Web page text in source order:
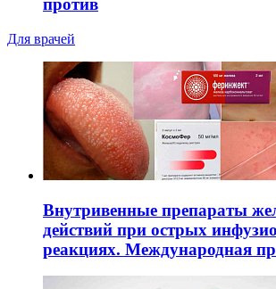
против
Для врачей
Внутривенные препараты
действий при острых
реакциях. Международная